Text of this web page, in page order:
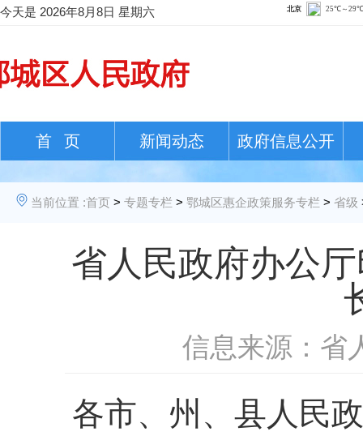
今天是 2026年8月8日 星期六
首 页 新闻动态 政府信息公开
当前位置 :首页 > 专题专栏 > 鄂城区惠企政策服务专栏 > 省级
省人民政府办公
信息来源：省
各市、州、县人民